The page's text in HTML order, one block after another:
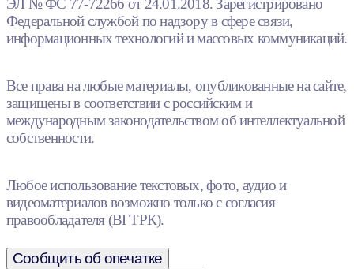
Федеральной службой по надзору в сфере связи,
информационных технологий и массовых коммуникаций.
Все права на любые материалы, опубликованные на сайте,
защищены в соответствии с российским и
международным законодательством об интеллектуальной
собственности.
Любое использование текстовых, фото, аудио и
видеоматериалов возможно только с согласия
правообладателя (ВГТРК).
Сообщить об опечатке